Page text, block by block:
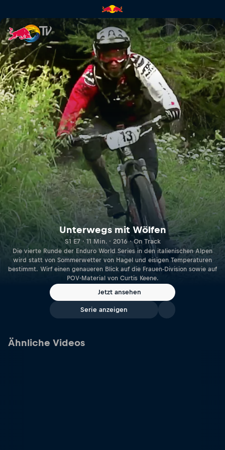
Unterwegs mit Wölfen | Red
Unterwegs mit Wölfen
S1 E7 · 11 Min. · 2016 · On Track
Die vierte Runde der Enduro World Series in den italienischen Alpen
wird statt von Sommerwetter von Hagel und eisigen Temperaturen
bestimmt. Wirf einen genaueren Blick auf die Frauen-Division sowie auf
POV-Material von Curtis Keene.
Jetzt ansehen
Serie anzeigen
Ähnliche Videos